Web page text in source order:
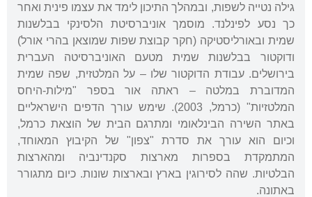
גילה נטייה לשפות, ובמהלך התיכון לימד את עצמו פינית ואחר
כך נסע לפינלנד. מוסמך אוניברסיטת הלסינקי בבלשנות
שמית ובאורליסטיקה (חקר קבוצת שפות שמוצאן בהרי אורל)
ודוקטור בבלשנות שמית מטעם האוניברסיטה העברית
בירושלים. עבודת הדוקטור שלו – על המלטזית, שפה שמית
המדוברת במלטה – ראתה אור בספר "מילות-היחס
המלטזיות" (כרמל, 2003). שימש עורך הדפים הישראליים
באתר השירה הבינלאומי ומתרגם הבית של הוצאת כרמל,
וכיום הוא עורך את סדרת "צפון" של הקיבוץ המאוחד,
המתמקדת בספרות מארצות סקנדינביה ומהארצות
הבלטיות. שהה לסירוגין בארץ ובארצות שונות. כיום מתגורר
באתונה.